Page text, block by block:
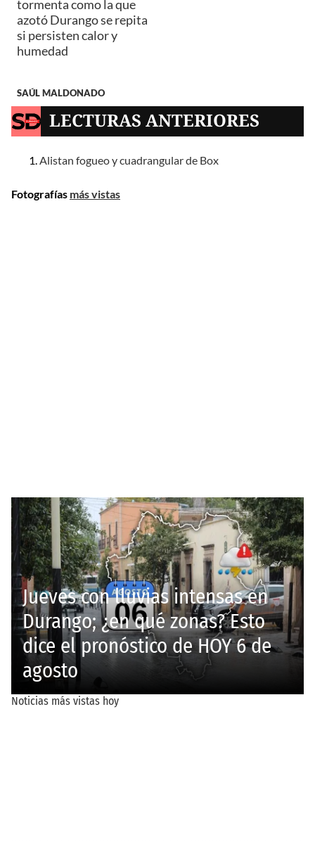
tormenta como la que
azotó Durango se repita
si persisten calor y
humedad
SAÚL MALDONADO
LECTURAS ANTERIORES
Alistan fogueo y cuadrangular de Box
Fotografías más vistas